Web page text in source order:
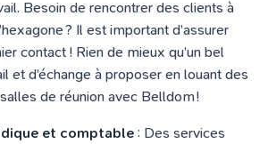
Besoin de rencontrer des clients à
? Il est important d’assurer
contact ! Rien de mieux qu’un bel
et d’échange à proposer en louant des
de réunion avec Belldom !
et comptable : Des services